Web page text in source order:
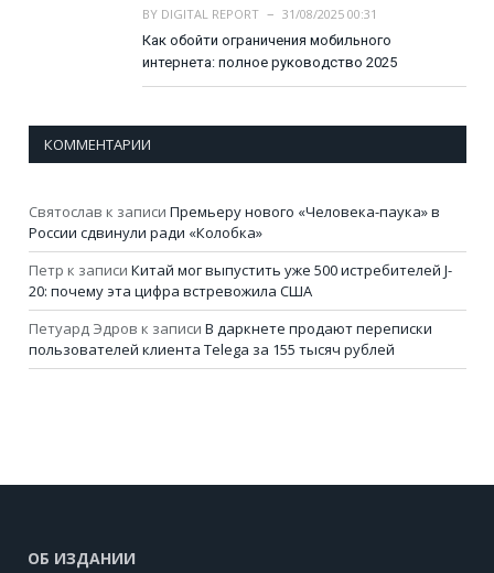
BY DIGITAL REPORT
31/08/2025 00:31
Как обойти ограничения мобильного
интернета: полное руководство 2025
КОММЕНТАРИИ
Святослав к записи Премьеру нового «Человека-паука» в
России сдвинули ради «Колобка»
Петр к записи Китай мог выпустить уже 500 истребителей J-
20: почему эта цифра встревожила США
Петуард Эдров к записи В даркнете продают переписки
пользователей клиента Telega за 155 тысяч рублей
ОБ ИЗДАНИИ